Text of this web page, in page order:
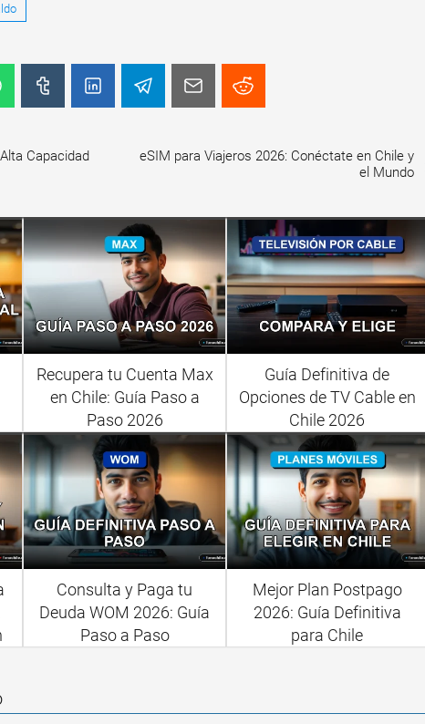
Capacidad
eSIM para Viajeros 2026: Conéctate en Chile y
el Mundo
Recupera tu Cuenta Max
en Chile: Guía Paso a
Paso 2026
Guía Definitiva de
Opciones de TV Cable en
Chile 2026
Consulta y Paga tu
Deuda WOM 2026: Guía
Paso a Paso
Mejor Plan Postpago
2026: Guía Definitiva
para Chile